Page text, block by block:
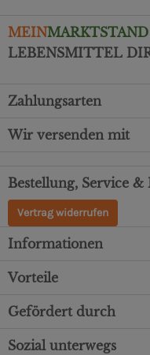
MEINMARKTSTAND
LEBENSMITTEL
Zahlungsarten
Wir versenden mit
Bestellung, Service &
Vertrag widerrufen
Informationen
Vorteile
Gefördert durch
Sozial unterwegs